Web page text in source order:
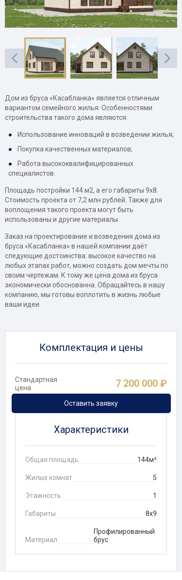
Дом из бруса «Касабланка» является отличным
вариантом семейного жилья. Особенностями
строительства такого дома являются:
Использование инноваций в возведении жилья;
Покупка качественных материалов;
Работа высококвалифицированных
специалистов.
Площадь постройки 144 м2, а его габариты 9х8.
Стоимость проекта от 7,2 млн рублей. Также для
воплощения такого проекта могут быть
использованы и другие материалы.
Заказ на проектирование и возведения дома из
бруса «Касабланка» в нашей компании даёт
следующие достоинства: высокое качество на
любых этапах работ, можно создать дом мечты по
своим чертежам. К тому же цена дома из бруса
экономически обоснованна. Обращайтесь в нашу
компанию, мы готовы воплотить в жизнь любые
ваши идеи.
Комплектация и цены
Стандартная
цена
7 200 000 ₽
Оставить заявку
Характеристики
Общая площадь 144м²
Жилых комнат 5
Этажность 1
Габариты 8х9
Материал
Профилированный
брус